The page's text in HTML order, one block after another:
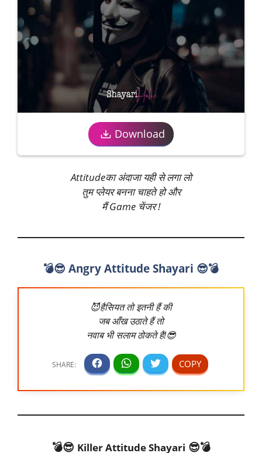
Download
Attitudeका अंदाजा यही से लगा लो
तुम प्‍लेयर बनना चाहते हो और
मैं Game चेंजर !
💣😎 Angry Attitude Shayari 😎💣
😈हैसियत तो इतनी हैं की
जब आँख उठाते हैं तो
नवाब भी सलाम ठोकते है!😎
💣😎 Killer Attitude Shayari 😎💣